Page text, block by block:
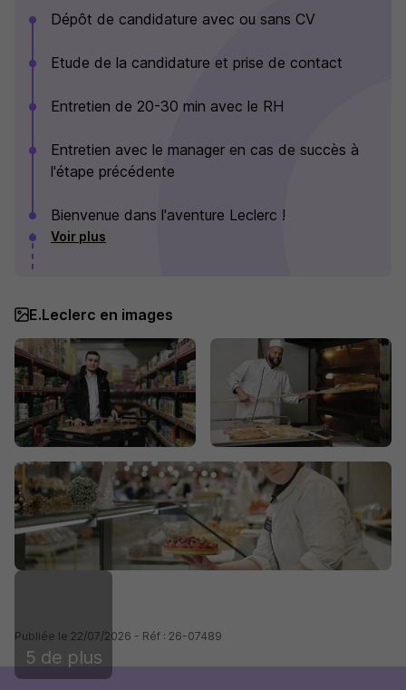
Dépôt de candidature avec ou sans CV
Etude de la candidature et prise de contact
Entretien de 20-30 min avec le RH
Entretien avec le manager en cas de succès à
l'étape précédente
Bienvenue dans l'aventure Leclerc !
Voir plus
E.Leclerc en images
5 de plus
Publiée le 22/07/2026 - Réf : 26-07489